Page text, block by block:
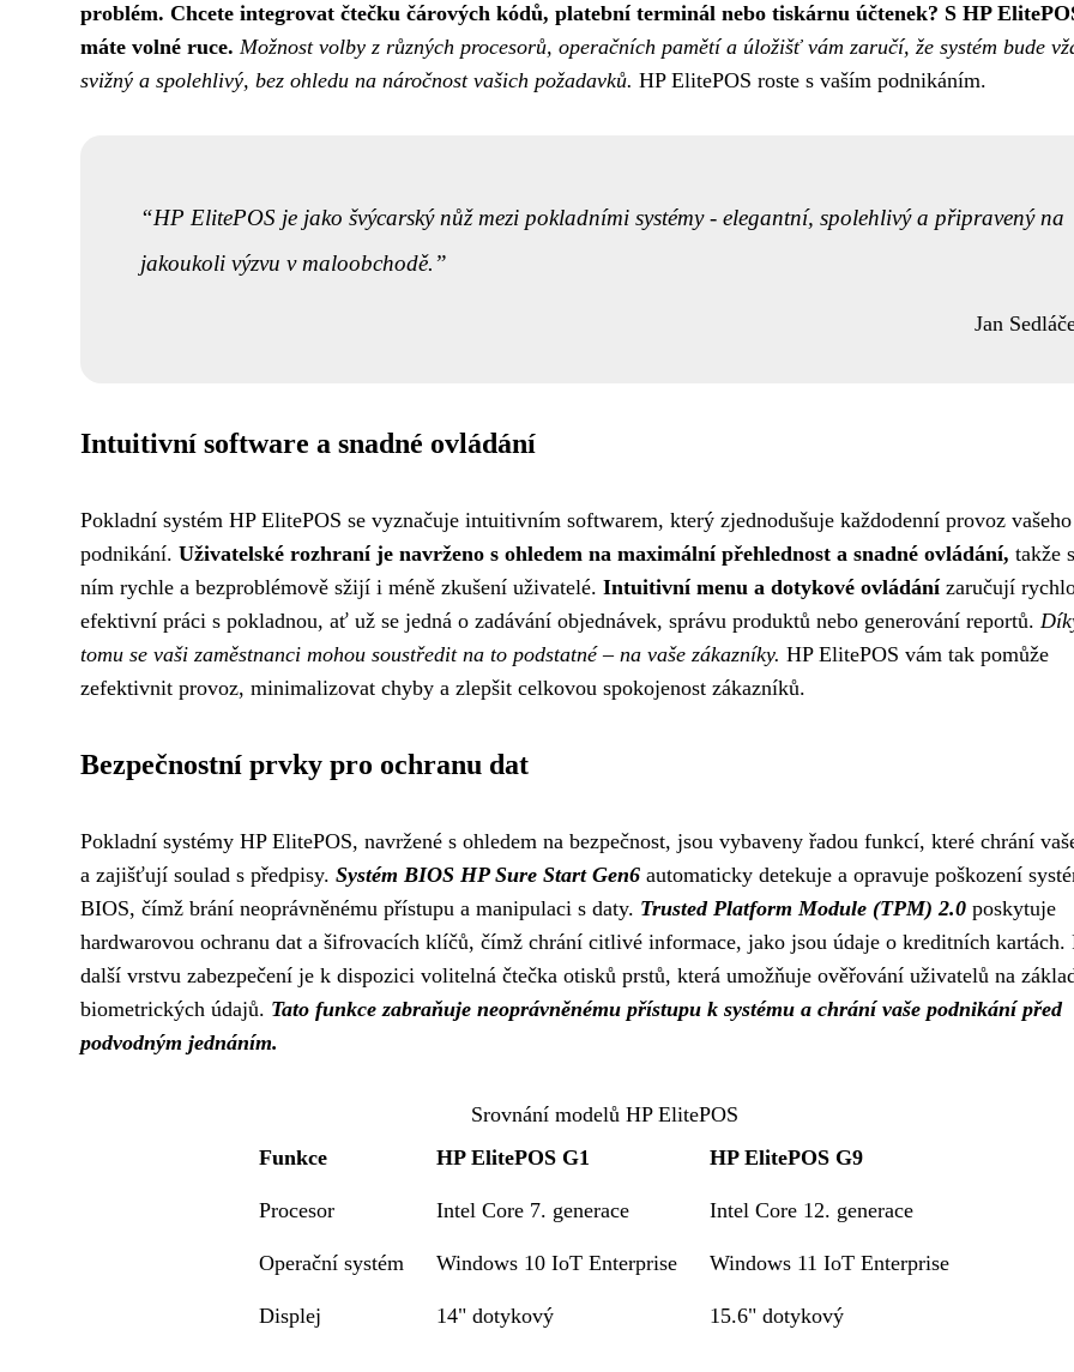
problém. Chcete integrovat čtečku čárových kódů, platební terminál nebo tiskárnu účtenek? S HP
máte volné ruce. Možnost volby z různých procesorů, operačních pamětí a úložišť vám zaručí, že systém bude
svižný a spolehlivý, bez ohledu na náročnost vašich požadavků. HP ElitePOS roste s vaším podnikáním.
HP ElitePOS je jako švýcarský nůž mezi pokladními systémy - elegantní, spolehlivý a připravený na
jakoukoli výzvu v maloobchodě.
Jan
Intuitivní software a snadné ovládání
Pokladní systém HP ElitePOS se vyznačuje intuitivním softwarem, který zjednodušuje každodenní provoz vašeho
podnikání. Uživatelské rozhraní je navrženo s ohledem na maximální přehlednost a snadné ovládání, takže
ním rychle a bezproblémově sžijí i méně zkušení uživatelé. Intuitivní menu a dotykové ovládánízaručují
efektivní práci s pokladnou, ať už se jedná o zadávání objednávek, správu produktů nebo generování reportů.
tomu se vaši zaměstnanci mohou soustředit na to podstatné – na vaše zákazníky. HP ElitePOS vám tak pomůže
zefektivnit provoz, minimalizovat chyby a zlepšit celkovou spokojenost zákazníků.
Bezpečnostní prvky pro ochranu dat
Pokladní systémy HP ElitePOS, navržené s ohledem na bezpečnost, jsou vybaveny řadou funkcí, které chrání
a zajišťují soulad s předpisy. Systém BIOS HP Sure Start Gen6 automaticky detekuje a opravuje poškození
BIOS, čímž brání neoprávněnému přístupu a manipulaci s daty. Trusted Platform Module (TPM) 2.0 poskytuje
hardwarovou ochranu dat a šifrovacích klíčů, čímž chrání citlivé informace, jako jsou údaje o kreditních kartách.
další vrstvu zabezpečení je k dispozici volitelná čtečka otisků prstů, která umožňuje ověřování uživatelů na
biometrických údajů. Tato funkce zabraňuje neoprávněnému přístupu k systému a chrání vaše podnikání před
podvodným jednáním.
Srovnání modelů HP ElitePOS
Funkce
HP ElitePOS G1 HP ElitePOS G9
Procesor Intel Core 7. generace Intel Core 12. generace
Operační systém Windows 10 IoT Enterprise Windows 11 IoT Enterprise
Displej 14" dotykový 15.6" dotykový